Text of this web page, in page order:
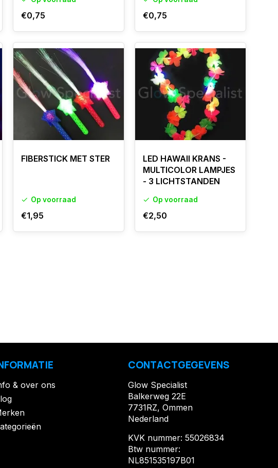
€0,75 €0,75
FIBERSTICK MET STER
Op voorraad
€1,95
LED HAWAII KRANS -
MULTICOLOR LAMPJES
- 3 LICHTSTANDEN
Op voorraad
€2,50
& over ons
CONTACTGEGEVENS
Glow Specialist
Balkerweg 22E
7731RZ, Ommen
Nederland
KVK nummer: 55026834
Btw nummer:
NL851535197B01